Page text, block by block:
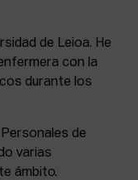
de Leioa. He
con la
durante los
de
varias
ámbito.